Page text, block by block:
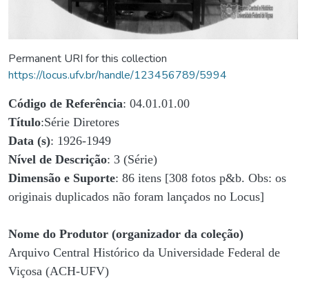
Permanent URI for this collection
https://locus.ufv.br/handle/123456789/5994
Código de Referência: 04.01.01.00
Título:Série Diretores
Data (s): 1926-1949
Nível de Descrição: 3 (Série)
Dimensão e Suporte: 86 itens [308 fotos p&b. Obs: os
originais duplicados não foram lançados no Locus]
Nome do Produtor (organizador da coleção)
Arquivo Central Histórico da Universidade Federal de
Viçosa (ACH-UFV)